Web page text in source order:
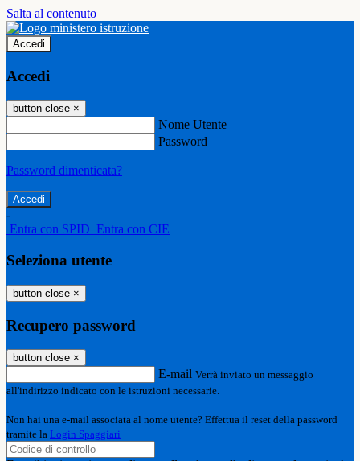
Salta al contenuto
Accedi
Accedi
button close ×
Nome Utente
Password
Password dimenticata?
-
Entra con SPID Entra con CIE
Seleziona utente
button close ×
Recupero password
button close ×
E-mail Verrà inviato un messaggio
all'indirizzo indicato con le istruzioni necessarie.
Non hai una e-mail associata al nome utente? Effettua il reset della password
tramite la Login Spaggiari